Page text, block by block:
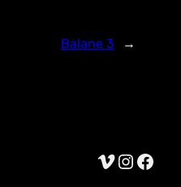
Balane 3 →
Vimeo Instagram Facebook